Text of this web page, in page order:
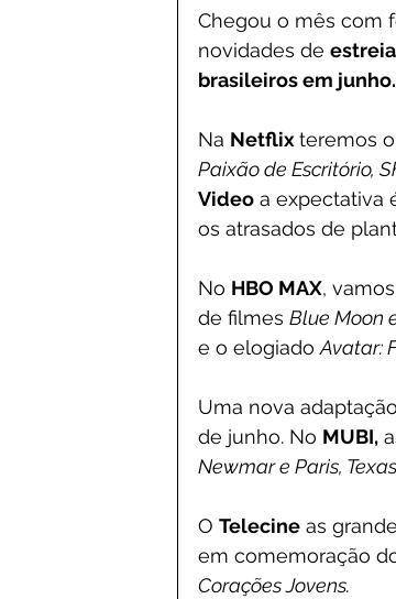
Chegou o mês com
novidades de
brasileiros em junho.
Na Netflix teremos
Paixão de Escritório,
Video a expectativa
os atrasados de
No HBO MAX,
de filmes Blue Moon
e o elogiado Avatar:
Uma nova
de junho. No MUBI,
Newmar e Paris,
O Telecine as
em comemoração
Corações Jovens.